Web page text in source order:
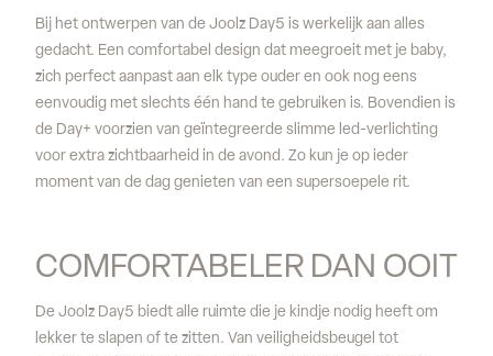
Bij het ontwerpen van de Joolz Day5 is werkelijk aan alles
gedacht. Een comfortabel design dat meegroeit met je baby,
zich perfect aanpast aan elk type ouder en ook nog eens
eenvoudig met slechts één hand te gebruiken is. Bovendien is
de Day+ voorzien van geïntegreerde slimme led-verlichting
voor extra zichtbaarheid in de avond. Zo kun je op ieder
moment van de dag genieten van een supersoepele rit.
COMFORTABELER DAN OOIT
De Joolz Day5 biedt alle ruimte die je kindje nodig heeft om
lekker te slapen of te zitten. Van veiligheidsbeugel tot